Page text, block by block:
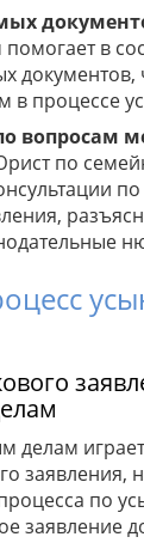
в
документов,
в процессе
вопросам
по
делам
заявления,
по
заявление